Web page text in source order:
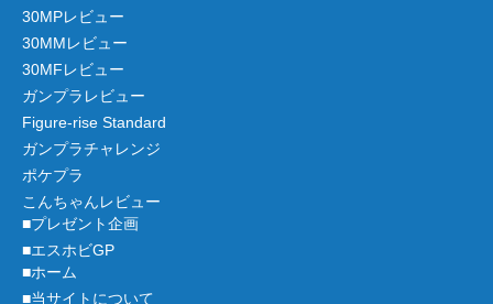
30MPレビュー
30MMレビュー
30MFレビュー
ガンプラレビュー
Figure-rise Standard
ガンプラチャレンジ
ポケプラ
こんちゃんレビュー
■プレゼント企画
■エスホビGP
■ホーム
■当サイトについて